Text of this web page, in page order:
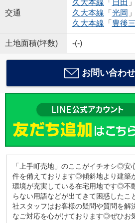
交通
久大本線 「 日田
久大本線 「 光岡
久大本線 「 豊後
土地面積(坪数) -(-)
お問い合わ
「上手町売地」のここがイチオシ◎安
件を備えております◎傾斜地より建築
環境が充実している在宅用地です◎不
らない用語などが出てきて困惑した
社スタッフはお客様の疑問や質問を解
なご対応を心がけております◎ぜひお